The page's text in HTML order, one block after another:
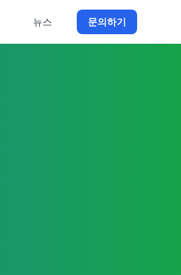
뉴스 문의하기